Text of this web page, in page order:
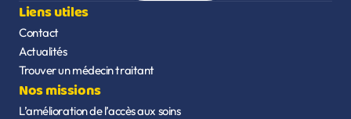
Nos missions
L’amélioration de l’accès aux soins
Liens utiles
Contact
Actualités
Trouver un médecin traitant